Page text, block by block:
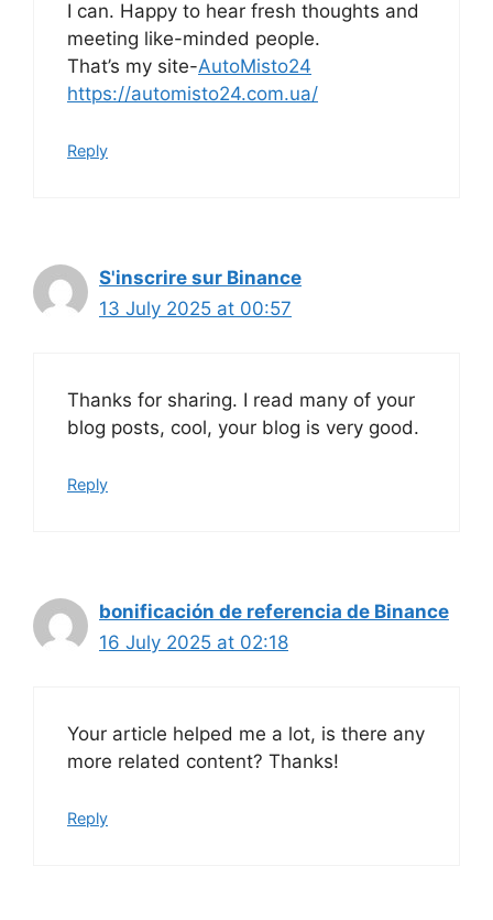
I can. Happy to hear fresh thoughts and
meeting like-minded people.
That’s my site-AutoMisto24
https://automisto24.com.ua/
Reply
S'inscrire sur Binance
13 July 2025 at 00:57
Thanks for sharing. I read many of your
blog posts, cool, your blog is very good.
Reply
bonificación de referencia de Binance
16 July 2025 at 02:18
Your article helped me a lot, is there any
more related content? Thanks!
Reply